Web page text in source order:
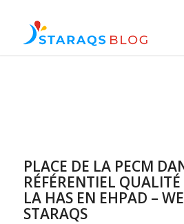
PLACE DE LA PECM
RÉFÉRENTIEL QUALITÉ
LA HAS EN EHPAD –
STARAQS